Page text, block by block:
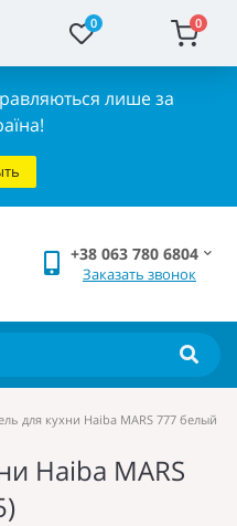
0 0
лише за
+38 063 780 6804
Заказать звонок
для кухни Haiba MARS 777 белый
Haiba MARS